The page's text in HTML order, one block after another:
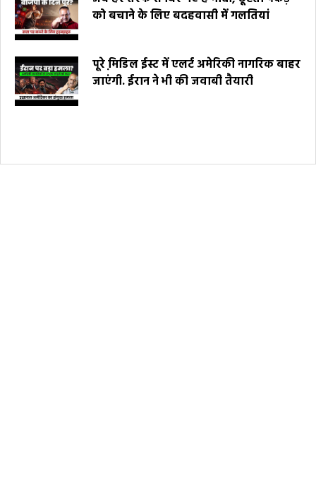
को बचाने के लिए बदहवासी में गलतियां
पूरे मि़डिल ईस्ट में एलर्ट अमेरिकी नागरिक बाहर
जाएंगी. ईरान ने भी की जवाबी तैयारी